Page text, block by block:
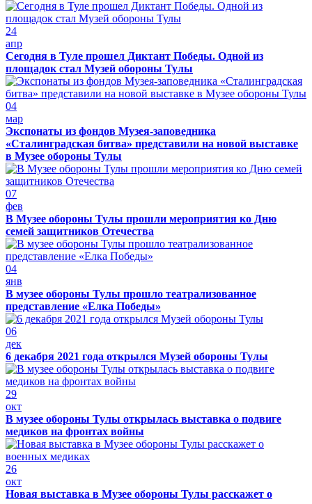
24
апр
Сегодня в Туле прошел Диктант Победы. Одной из
площадок стал Музей обороны Тулы
04
мар
Экспонаты из фондов Музея-заповедника
«Сталинградская битва» представили на новой выставке
в Музее обороны Тулы
07
фев
В Музее обороны Тулы прошли мероприятия ко Дню
семей защитников Отечества
04
янв
В музее обороны Тулы прошло театрализованное
представление «Елка Победы»
06
дек
6 декабря 2021 года открылся Музей обороны Тулы
29
окт
В музее обороны Тулы открылась выставка о подвиге
медиков на фронтах войны
26
окт
Новая выставка в Музее обороны Тулы расскажет о